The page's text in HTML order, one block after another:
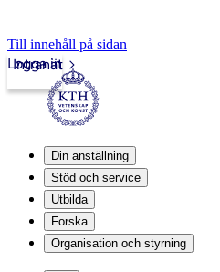
Till innehåll på sidan
Intranät
Logga in
Din anställning
Stöd och service
Utbilda
Forska
Organisation och styrning